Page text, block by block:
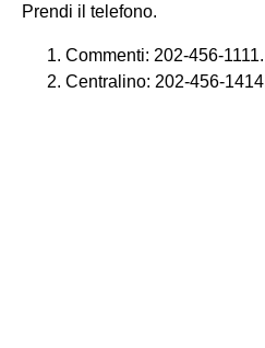
Prendi il telefono.
Commenti: 202-456-1111.
Centralino: 202-456-